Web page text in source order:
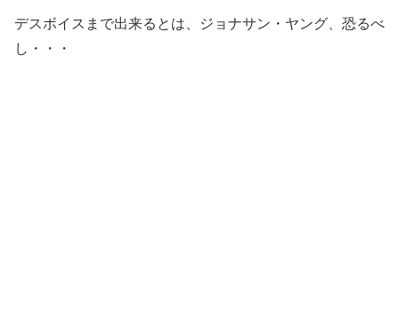
デスボイスまで出来るとは、ジョナサン・ヤング、恐るべ
し・・・